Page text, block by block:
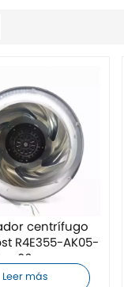
centrífugo
R4E355-AK05-
06
Leer más